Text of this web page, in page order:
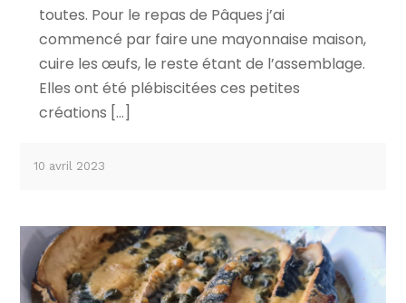
toutes. Pour le repas de Pâques j’ai
commencé par faire une mayonnaise maison,
cuire les œufs, le reste étant de l’assemblage.
Elles ont été plébiscitées ces petites
créations […]
10 avril 2023